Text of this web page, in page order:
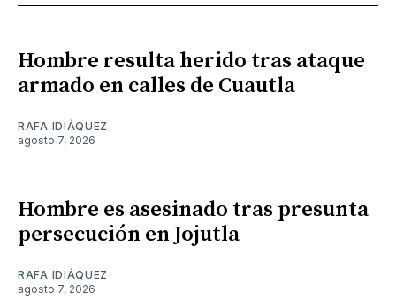
Hombre resulta herido tras ataque
armado en calles de Cuautla
RAFA IDIÁQUEZ
agosto 7, 2026
Hombre es asesinado tras presunta
persecución en Jojutla
RAFA IDIÁQUEZ
agosto 7, 2026